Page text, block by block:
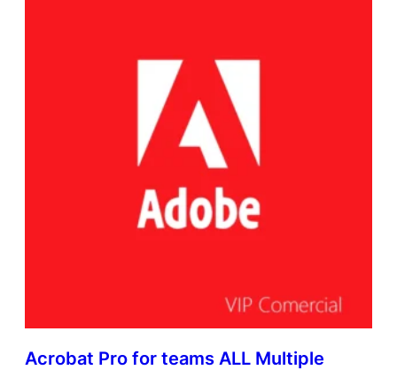
Acrobat Pro for teams ALL Multiple